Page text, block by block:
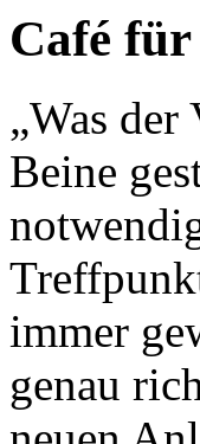
Café
„Was
Beine
immer
genau